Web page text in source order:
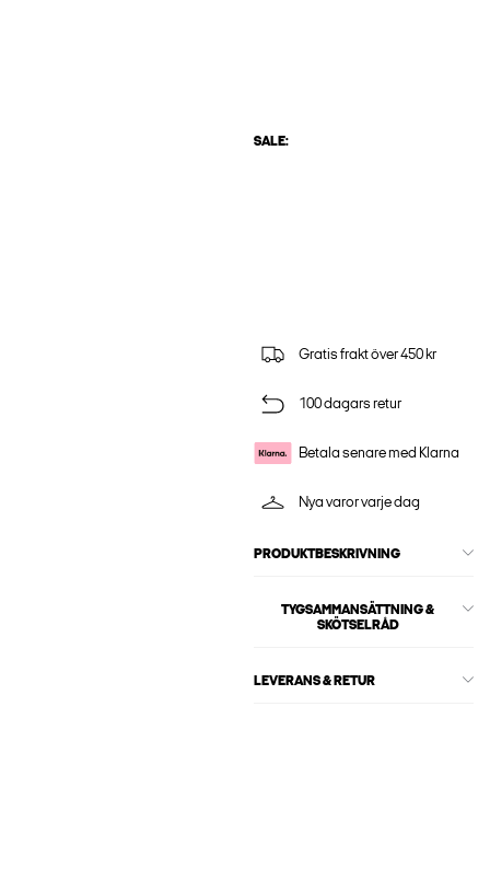
SALE:
Gratis frakt över 450 kr
100 dagars retur
Betala senare med Klarna
Nya varor varje dag
PRODUKTBESKRIVNING
TYGSAMMANSÄTTNING &
SKÖTSELRÅD
LEVERANS & RETUR